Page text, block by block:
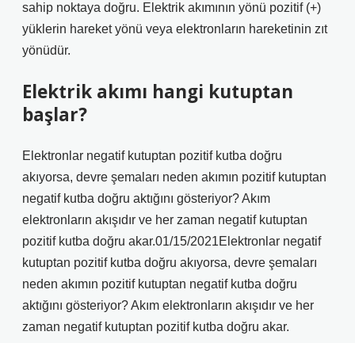
sahip noktaya doğru. Elektrik akımının yönü pozitif (+)
yüklerin hareket yönü veya elektronların hareketinin zıt
yönüdür.
Elektrik akımı hangi kutuptan
başlar?
Elektronlar negatif kutuptan pozitif kutba doğru
akıyorsa, devre şemaları neden akımın pozitif kutuptan
negatif kutba doğru aktığını gösteriyor? Akım
elektronların akışıdır ve her zaman negatif kutuptan
pozitif kutba doğru akar.01/15/2021Elektronlar negatif
kutuptan pozitif kutba doğru akıyorsa, devre şemaları
neden akımın pozitif kutuptan negatif kutba doğru
aktığını gösteriyor? Akım elektronların akışıdır ve her
zaman negatif kutuptan pozitif kutba doğru akar.